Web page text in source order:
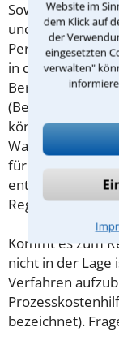
Website im
dem Klick auf
der
eingesetzten
verwalten"
Soweit die
und eine
Personen mit
in der Regel der
(BerHG) zu
können Sie sich
Wahl kostenfrei
für Sie
entsprechende
Regel auf der
Kommt es zum
nicht in der Lage
Verfahren
bezeichnet).